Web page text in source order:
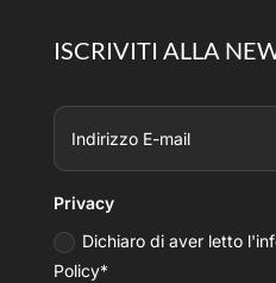
ISCRIVITI ALLA
Privacy
Dichiaro di aver letto
Policy*